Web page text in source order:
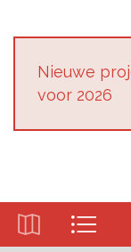
Nieu­we
voor 2026